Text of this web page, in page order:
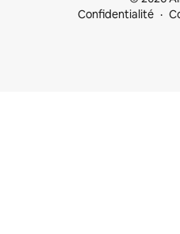
Confidentialité